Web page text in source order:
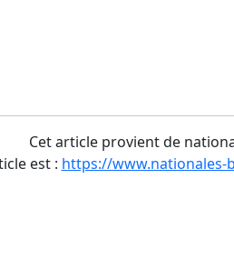
Cet article provient de
est : https://www.nationales-